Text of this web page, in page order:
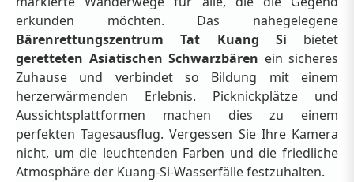
erkunden möchten. Das nahegelegene
Bärenrettungszentrum Tat Kuang Si bietet
geretteten Asiatischen Schwarzbären ein sicheres
Zuhause und verbindet so Bildung mit einem
herzerwärmenden Erlebnis. Picknickplätze und
Aussichtsplattformen machen dies zu einem
perfekten Tagesausflug. Vergessen Sie Ihre Kamera
nicht, um die leuchtenden Farben und die friedliche
Atmosphäre der Kuang-Si-Wasserfälle festzuhalten.